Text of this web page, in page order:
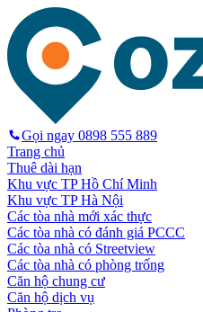
Gọi ngay 0898 555 889
Trang chủ
Thuê dài hạn
Khu vực TP Hồ Chí Minh
Khu vực TP Hà Nội
Các tòa nhà mới xác thực
Các tòa nhà có đánh giá PCCC
Các tòa nhà có Streetview
Các tòa nhà có phòng trống
Căn hộ chung cư
Căn hộ dịch vụ